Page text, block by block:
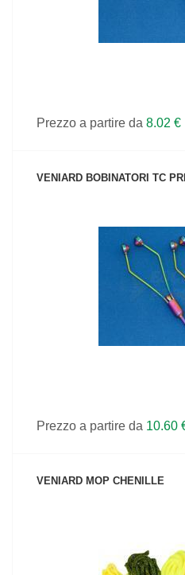
Prezzo a partire da 8.02 €
VENIARD BOBINATORI TC
VEDI IL
Prezzo a partire da 10.60
VENIARD MOP CHENILLE
VEDI IL